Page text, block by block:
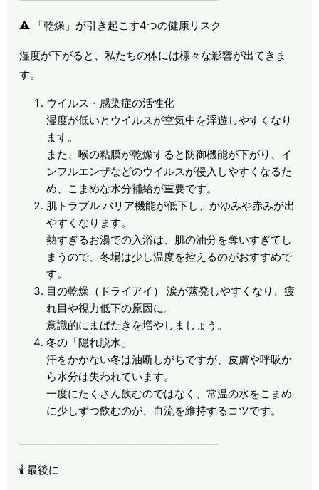
⚠️ 「乾燥」が引き起こす4つの健康リスク
湿度が下がると、私たちの体には様々な影響が出てきま
す。
ウイルス・感染症の活性化
湿度が低いとウイルスが空気中を浮遊しやすくなり
ます。
また、喉の粘膜が乾燥すると防御機能が下がり、イ
ンフルエンザなどのウイルスが侵入しやすくなるた
め、こまめな水分補給が重要です。
肌トラブル バリア機能が低下し、かゆみや赤みが出
やすくなります。
熱すぎるお湯での入浴は、肌の油分を奪いすぎてし
まうので、冬場は少し温度を控えるのがおすすめで
す。
目の乾燥（ドライアイ） 涙が蒸発しやすくなり、疲
れ目や視力低下の原因に。
意識的にまばたきを増やしましょう。
冬の「隠れ脱水」
汗をかかない冬は油断しがちですが、皮膚や呼吸か
ら水分は失われています。
一度にたくさん飲むのではなく、常温の水をこまめ
に少しずつ飲むのが、血流を維持するコツです。
🕯️ 最後に